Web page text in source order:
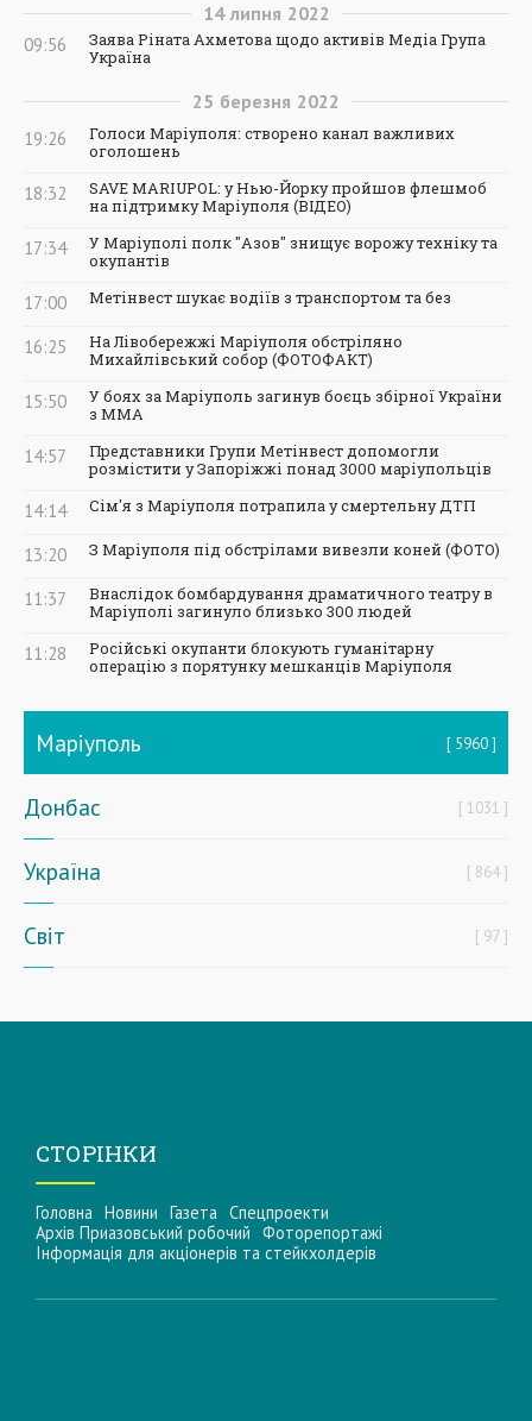
14 липня 2022
09:56
Заява Ріната Ахметова щодо активів Медіа Група
Україна
25 березня 2022
19:26
Голоси Маріуполя: створено канал важливих
оголошень
18:32
SAVE MARIUPOL: у Нью-Йорку пройшов флешмоб
на підтримку Маріуполя (ВІДЕО)
17:34
У Маріуполі полк "Азов" знищує ворожу техніку та
окупантів
17:00 Метінвест шукає водіїв з транспортом та без
16:25
На Лівобережжі Маріуполя обстріляно
Михайлівський собор (ФОТОФАКТ)
15:50
У боях за Маріуполь загинув боєць збірної України
з ММА
14:57
Представники Групи Метінвест допомогли
розмістити у Запоріжжі понад 3000 маріупольців
14:14 Сім'я з Маріуполя потрапила у смертельну ДТП
13:20 З Маріуполя під обстрілами вивезли коней (ФОТО)
11:37
Внаслідок бомбардування драматичного театру в
Маріуполі загинуло близько 300 людей
11:28
Російські окупанти блокують гуманітарну
операцію з порятунку мешканців Маріуполя
Маріуполь 5960
Донбас 1031
Україна 864
Світ 97
СТОРІНКИ
Головна Новини Газета Спецпроекти
Архів Приазовський робочий Фоторепортажі
Інформацiя для акцiонерiв та стейкхолдерiв